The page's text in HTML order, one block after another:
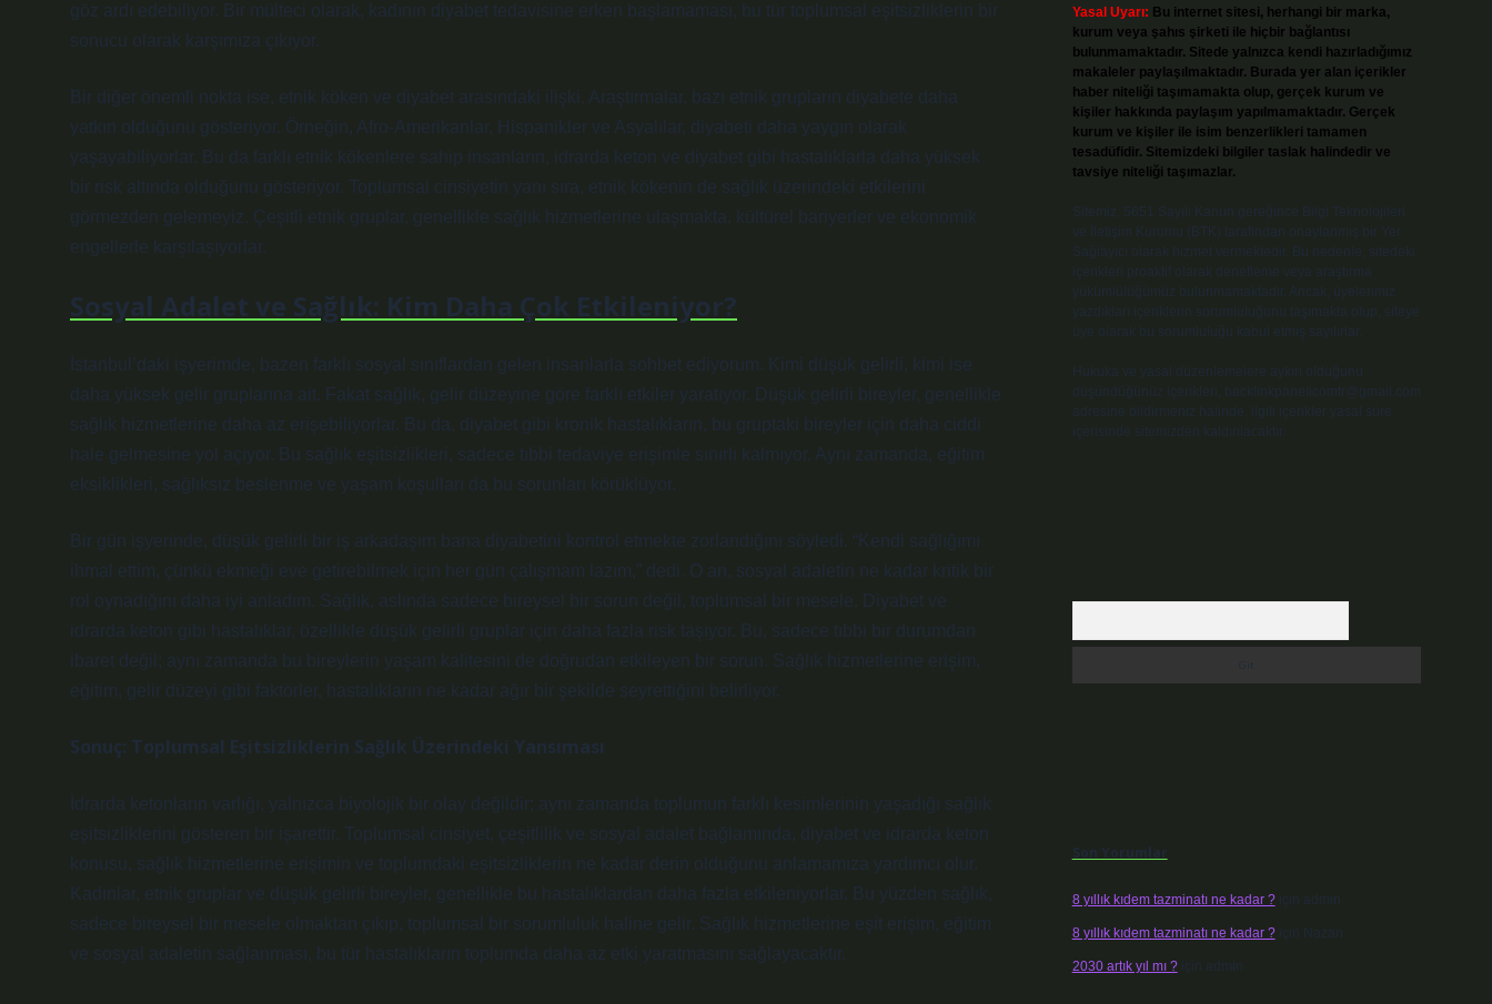
göz ardı edebiliyor. Bir mülteci olarak, kadının diyabet tedavisine erken başlamaması, bu tür toplumsal eşitsizliklerin bir
sonucu olarak karşımıza çıkıyor.
Bir diğer önemli nokta ise, etnik köken ve diyabet arasındaki ilişki. Araştırmalar, bazı etnik grupların diyabete daha
yatkın olduğunu gösteriyor. Örneğin, Afro-Amerikanlar, Hispanikler ve Asyalılar, diyabeti daha yaygın olarak
yaşayabiliyorlar. Bu da farklı etnik kökenlere sahip insanların, idrarda keton ve diyabet gibi hastalıklarla daha yüksek
bir risk altında olduğunu gösteriyor. Toplumsal cinsiyetin yanı sıra, etnik kökenin de sağlık üzerindeki etkilerini
görmezden gelemeyiz. Çeşitli etnik gruplar, genellikle sağlık hizmetlerine ulaşmakta, kültürel bariyerler ve ekonomik
engellerle karşılaşıyorlar.
Sosyal Adalet ve Sağlık: Kim Daha Çok Etkileniyor?
İstanbul’daki işyerimde, bazen farklı sosyal sınıflardan gelen insanlarla sohbet ediyorum. Kimi düşük gelirli, kimi ise
daha yüksek gelir gruplarına ait. Fakat sağlık, gelir düzeyine göre farklı etkiler yaratıyor. Düşük gelirli bireyler, genellikle
sağlık hizmetlerine daha az erişebiliyorlar. Bu da, diyabet gibi kronik hastalıkların, bu gruptaki bireyler için daha ciddi
hale gelmesine yol açıyor. Bu sağlık eşitsizlikleri, sadece tıbbi tedaviye erişimle sınırlı kalmıyor. Aynı zamanda, eğitim
eksiklikleri, sağlıksız beslenme ve yaşam koşulları da bu sorunları körüklüyor.
Bir gün işyerinde, düşük gelirli bir iş arkadaşım bana diyabetini kontrol etmekte zorlandığını söyledi. “Kendi sağlığımı
ihmal ettim, çünkü ekmeği eve getirebilmek için her gün çalışmam lazım,” dedi. O an, sosyal adaletin ne kadar kritik bir
rol oynadığını daha iyi anladım. Sağlık, aslında sadece bireysel bir sorun değil, toplumsal bir mesele. Diyabet ve
idrarda keton gibi hastalıklar, özellikle düşük gelirli gruplar için daha fazla risk taşıyor. Bu, sadece tıbbi bir durumdan
ibaret değil; aynı zamanda bu bireylerin yaşam kalitesini de doğrudan etkileyen bir sorun. Sağlık hizmetlerine erişim,
eğitim, gelir düzeyi gibi faktörler, hastalıkların ne kadar ağır bir şekilde seyrettiğini belirliyor.
Sonuç: Toplumsal Eşitsizliklerin Sağlık Üzerindeki Yansıması
İdrarda ketonların varlığı, yalnızca biyolojik bir olay değildir; aynı zamanda toplumun farklı kesimlerinin yaşadığı sağlık
eşitsizliklerini gösteren bir işarettir. Toplumsal cinsiyet, çeşitlilik ve sosyal adalet bağlamında, diyabet ve idrarda keton
konusu, sağlık hizmetlerine erişimin ve toplumdaki eşitsizliklerin ne kadar derin olduğunu anlamamıza yardımcı olur.
Kadınlar, etnik gruplar ve düşük gelirli bireyler, genellikle bu hastalıklardan daha fazla etkileniyorlar. Bu yüzden sağlık,
sadece bireysel bir mesele olmaktan çıkıp, toplumsal bir sorumluluk haline gelir. Sağlık hizmetlerine eşit erişim, eğitim
ve sosyal adaletin sağlanması, bu tür hastalıkların toplumda daha az etki yaratmasını sağlayacaktır.
Yasal Uyarı: Bu internet sitesi, herhangi bir marka,
kurum veya şahıs şirketi ile hiçbir bağlantısı
bulunmamaktadır. Sitede yalnızca kendi hazırladığımız
makaleler paylaşılmaktadır. Burada yer alan içerikler
haber niteliği taşımamakta olup, gerçek kurum ve
kişiler hakkında paylaşım yapılmamaktadır. Gerçek
kurum ve kişiler ile isim benzerlikleri tamamen
tesadüfidir. Sitemizdeki bilgiler taslak halindedir ve
tavsiye niteliği taşımazlar.
Sitemiz, 5651 Sayılı Kanun gereğince Bilgi Teknolojileri
ve İletişim Kurumu (BTK) tarafından onaylanmış bir Yer
Sağlayıcı olarak hizmet vermektedir. Bu nedenle, sitedeki
içerikleri proaktif olarak denetleme veya araştırma
yükümlülüğümüz bulunmamaktadır. Ancak, üyelerimiz
yazdıkları içeriklerin sorumluluğunu taşımakta olup, siteye
üye olarak bu sorumluluğu kabul etmiş sayılırlar.
Hukuka ve yasal düzenlemelere aykırı olduğunu
düşündüğünüz içerikleri,
backlinkpanelicomtr@gmail.com
adresine bildirmeniz halinde, ilgili içerikler yasal süre
içerisinde sitemizden kaldırılacaktır.
Son Yorumlar
8 yıllık kıdem tazminatı ne kadar ?için admin
8 yıllık kıdem tazminatı ne kadar ?için Nazan
2030 artık yıl mı ?için admin